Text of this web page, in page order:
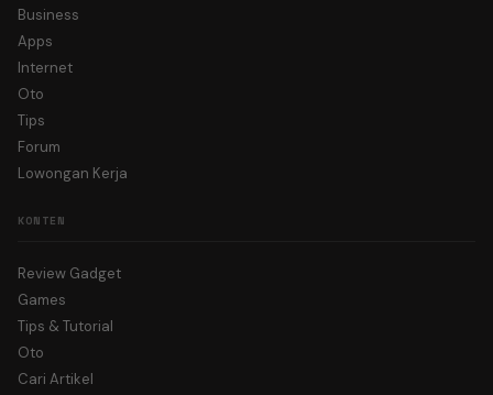
Business
Apps
Internet
Oto
Tips
Forum
Lowongan Kerja
KONTEN
Review Gadget
Games
Tips & Tutorial
Oto
Cari Artikel